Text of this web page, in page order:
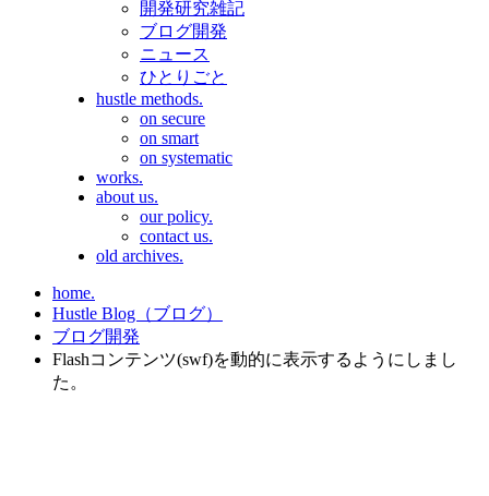
開発研究雑記
ブログ開発
ニュース
ひとりごと
hustle methods.
on secure
on smart
on systematic
works.
about us.
our policy.
contact us.
old archives.
home.
Hustle Blog（ブログ）
ブログ開発
Flashコンテンツ(swf)を動的に表示するようにしまし
た。